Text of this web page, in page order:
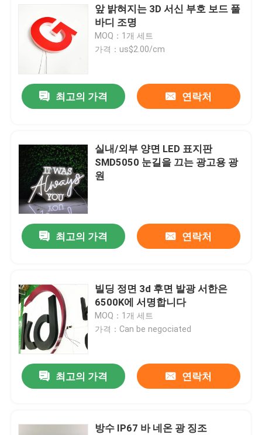
앞 밝혀지는 3D 서신 부호 보드 풀
바디 조명
MOQ：1개 세트
가격：us$2.00/cm
최고의 가격 연락처
실내/외부 양면 LED 표지판
SMD5050 눈길을 끄는 광고용 광
원
최고의 가격 연락처
빌딩 정면 3d 후면 발광 서한은
6500K에 서명합니다
MOQ：1개 세트
가격：Can be negociated
최고의 가격 연락처
방수 IP67 바 네온 광 징조